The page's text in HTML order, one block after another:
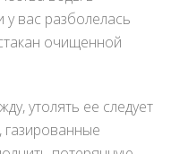
у вас разболелась
очищенной
утолять ее следует